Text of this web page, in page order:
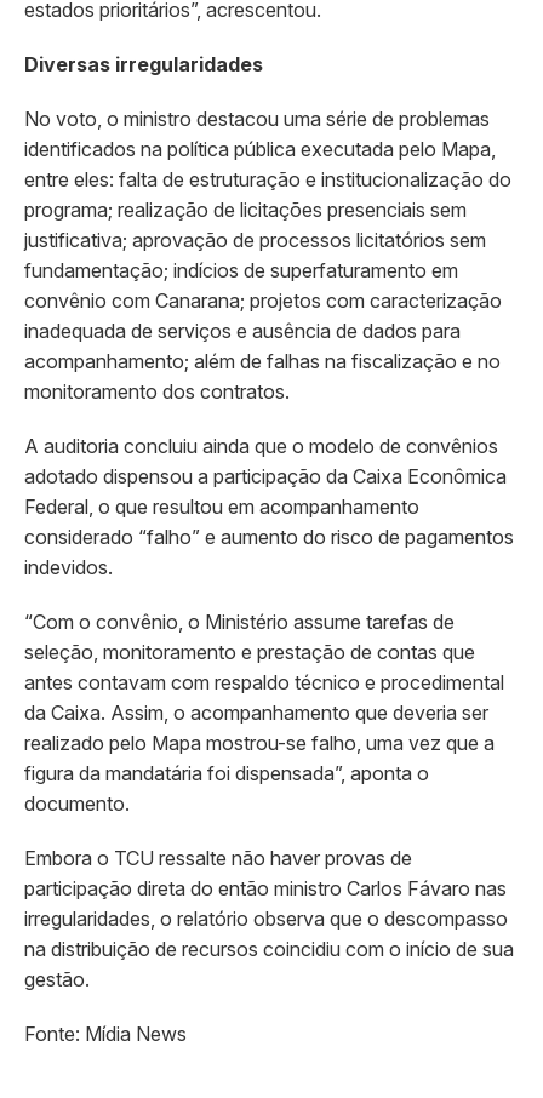
estados prioritários”, acrescentou.
Diversas irregularidades
No voto, o ministro destacou uma série de problemas
identificados na política pública executada pelo Mapa,
entre eles: falta de estruturação e institucionalização do
programa; realização de licitações presenciais sem
justificativa; aprovação de processos licitatórios sem
fundamentação; indícios de superfaturamento em
convênio com Canarana; projetos com caracterização
inadequada de serviços e ausência de dados para
acompanhamento; além de falhas na fiscalização e no
monitoramento dos contratos.
A auditoria concluiu ainda que o modelo de convênios
adotado dispensou a participação da Caixa Econômica
Federal, o que resultou em acompanhamento
considerado “falho” e aumento do risco de pagamentos
indevidos.
“Com o convênio, o Ministério assume tarefas de
seleção, monitoramento e prestação de contas que
antes contavam com respaldo técnico e procedimental
da Caixa. Assim, o acompanhamento que deveria ser
realizado pelo Mapa mostrou-se falho, uma vez que a
figura da mandatária foi dispensada”, aponta o
documento.
Embora o TCU ressalte não haver provas de
participação direta do então ministro Carlos Fávaro nas
irregularidades, o relatório observa que o descompasso
na distribuição de recursos coincidiu com o início de sua
gestão.
Fonte: Mídia News